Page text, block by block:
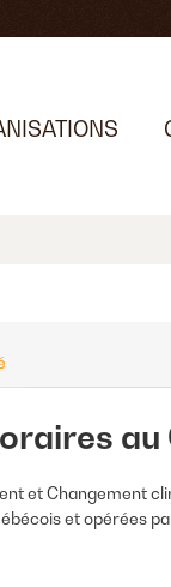
au
et Changement
et opérées